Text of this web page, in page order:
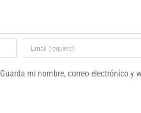
Guarda mi nombre, correo electrónico y